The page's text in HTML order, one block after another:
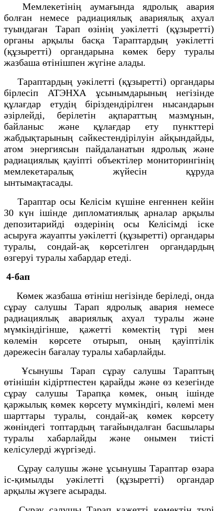
Мемлекетінің аумағында ядролық авария
болған немесе радиациялық авариялық ахуал
туындаған Тарап өзінің уәкілетті (құзыретті)
органы арқылы басқа Тараптардың уәкілетті
(құзыретті) органдарына көмек беру туралы
жазбаша өтінішпен жүгіне алады.
Тараптардың уәкілетті (құзыретті) органдары
бірлесіп АТЭНХА ұсынымдарының негізінде
құлағдар етудің біріздендірілген нысандарын
әзірлейді, берілетін ақпараттың мазмұнын,
байланыс және құлағдар ету пункттері
жабдықтарының сәйкестендірілуін айқындайды,
атом энергиясын пайдаланатын ядролық және
радиациялық қауіпті объектілер мониторингінің
мемлекетаралық жүйесін құруда
ынтымақтасады.
Тараптар осы Келісім күшіне енгеннен кейін
30 күн ішінде дипломатиялық арналар арқылы
депозитарийді өздерінің осы Келісімді іске
асыруға жауапты уәкілетті (құзыретті) органдары
туралы, сондай-ақ көрсетілген органдардың
өзгеруі туралы хабардар етеді.
4-бап
Көмек жазбаша өтініш негізінде беріледі, онда
сұрау салушы Тарап ядролық авария немесе
радиациялық авариялық ахуал туралы және
мүмкіндігінше, қажетті көмектің түрі мен
көлемін көрсете отырып, оның қауіптілік
дәрежесін бағалау туралы хабарлайды.
Ұсынушы Тарап сұрау салушы Тараптың
өтінішін кідіртпестен қарайды және өз кезегінде
сұрау салушы Тарапқа көмек, оның ішінде
қаржылық көмек көрсету мүмкіндігі, көлемі мен
шарттары туралы, сондай-ақ көмек көрсету
жөніндегі топтардың тағайындалған басшылары
туралы хабарлайды және онымен тиісті
келісулерді жүргізеді.
Сұрау салушы және ұсынушы Тараптар өзара
іс-қимылды уәкілетті (құзыретті) органдар
арқылы жүзеге асырады.